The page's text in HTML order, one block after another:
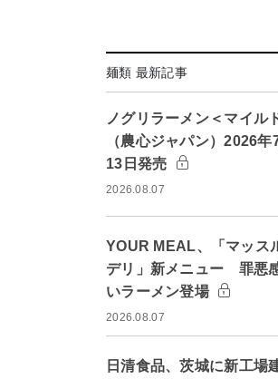
麺類 最新記事
ノグリラーメン＜マイル
（農心ジャパン）2026年
13日発売
2026.08.07
YOUR MEAL、「マッス
デリ」新メニュー 罪悪
いラーメン登場
2026.08.07
日清食品、茨城に新工場